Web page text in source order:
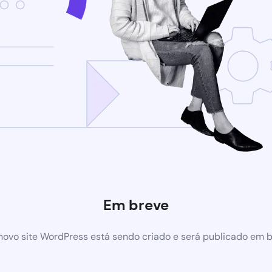
Em breve
site WordPress está sendo criado e será publicado em